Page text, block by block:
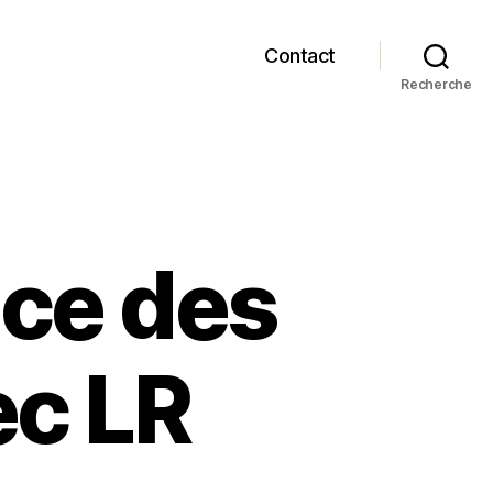
Contact
Recherche
des
LR